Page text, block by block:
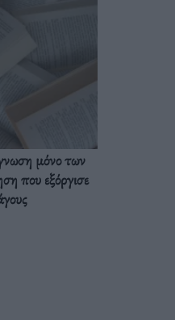
μόνο των
που εξόργισε